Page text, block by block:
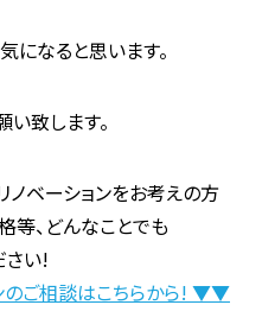
になると思います。
致します。
ノベーションをお考えの方
等、どんなことでも
さい!
のご相談はこちらから! ▼▼